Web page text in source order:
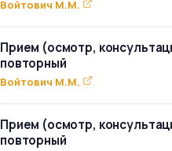
Войтович М.М.
Прием (осмотр,
повторный
Войтович М.М.
Прием (осмотр,
повторный